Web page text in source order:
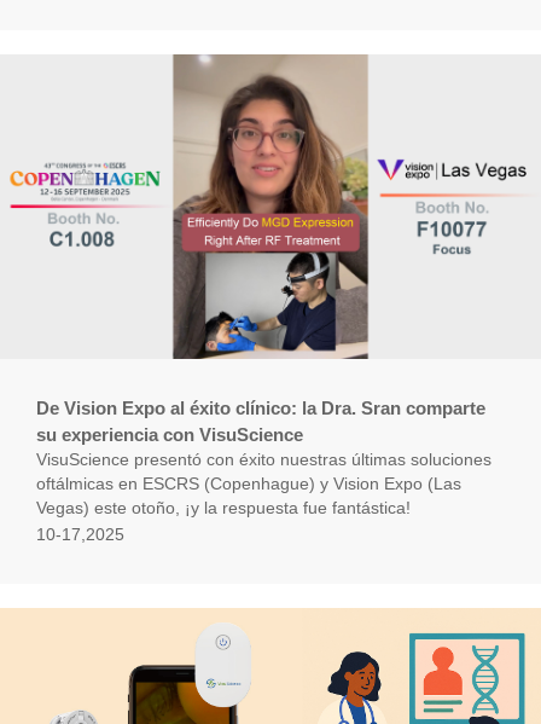
De Vision Expo al éxito clínico: la Dra. Sran comparte
su experiencia con VisuScience
VisuScience presentó con éxito nuestras últimas soluciones
oftálmicas en ESCRS (Copenhague) y Vision Expo (Las
Vegas) este otoño, ¡y la respuesta fue fantástica!
10-17,2025